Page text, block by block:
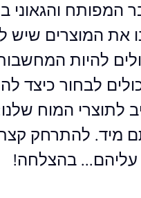
המפותח והגאוני
את המוצרים שיש
להיות
לבחור כיצד
לתוצרי המוח
מיד. להתרחק
עליהם... בהצלחה!